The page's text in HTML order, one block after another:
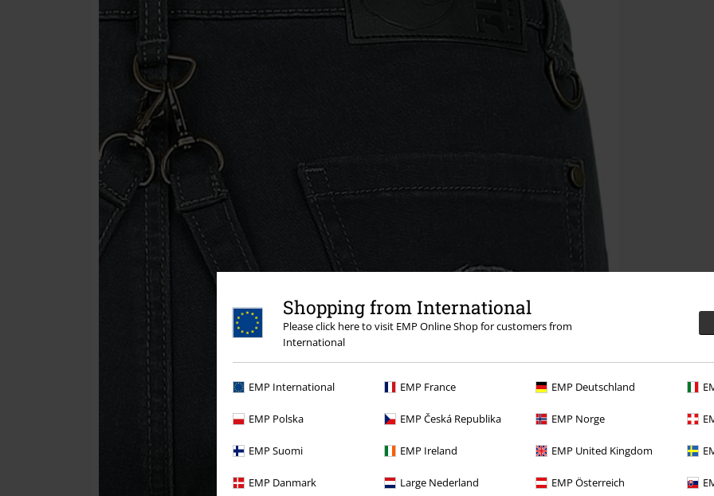
Shopping from International
Please click here to visit EMP Online Shop for customers from
International
EMP International EMP France EMP Deutschland
EMP Polska EMP Česká Republika EMP Norge
EMP Suomi EMP Ireland EMP United Kingdom
EMP Danmark Large Nederland EMP Österreich